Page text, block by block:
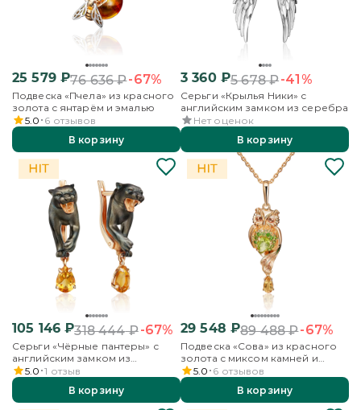
25 579₽76 636₽-67%
Подвеска «Пчела» из красного
золота с янтарём и эмалью
5.0 6 отзывов
В корзину
3 360₽5 678₽-41%
Серьги «Крылья Ники» с
английским замком из серебра
Нет оценок
В корзину
105 146 ₽318 444₽-67%
Серьги «Чёрные пантеры» с
английским замком из
красного золота с цитрином
5.0 1 отзыв
В корзину
29 548 ₽89 488₽-67%
Подвеска «Сова» из красного
золота с миксом камней и
эмалью
5.0 6 отзывов
В корзину